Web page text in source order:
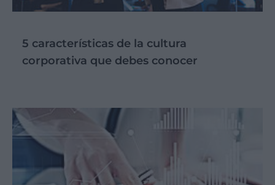
5 características de la cultura
corporativa que debes conocer